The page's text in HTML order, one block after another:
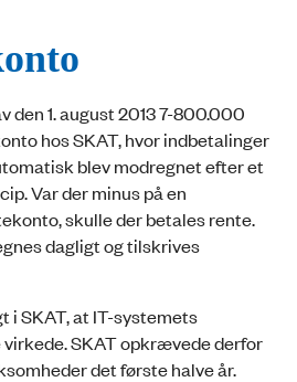
den 1. august 2013 7-800.000
hos SKAT, hvor indbetalinger
blev modregnet efter et
Var der minus på en
skulle der betales rente.
dagligt og tilskrives
i SKAT, at IT-systemets
SKAT opkrævede derfor
det første halve år.